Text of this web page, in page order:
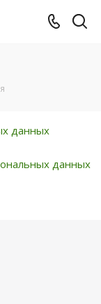
данных
данных